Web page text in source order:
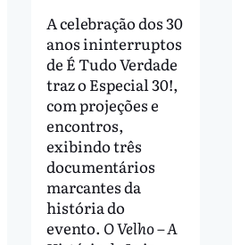
A celebração dos 30
anos ininterruptos
de É Tudo Verdade
traz o Especial 30!,
com projeções e
encontros,
exibindo três
documentários
marcantes da
história do
evento. O Velho – A